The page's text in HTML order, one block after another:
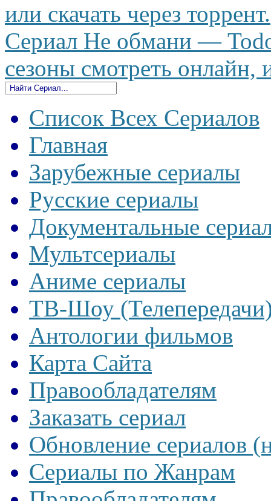
или скачать через торрент.
Сериал Не обмани —
сезоны смотреть онлайн,
Список Всех Сериалов
Главная
Зарубежные сериалы
Русские сериалы
Документальные
Мультсериалы
Аниме сериалы
ТВ-Шоу
Антологии фильмов
Карта Сайта
Правообладателям
Заказать сериал
Обновление сериалов
Сериалы по Жанрам